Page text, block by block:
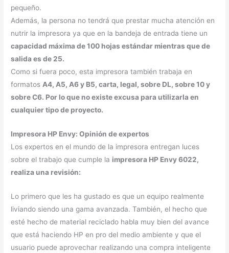
pequeño.
Además, la persona no tendrá que prestar mucha atención en
nutrir la impresora ya que en la bandeja de entrada tiene un
capacidad máxima de 100 hojas estándar mientras que de
salida es de 25.
Como si fuera poco, esta impresora también trabaja en
formatosA4, A5, A6 y B5, carta, legal, sobre DL, sobre 10 y
sobre C6. Por lo que no existe excusa para utilizarla en
cualquier tipo de proyecto.
Impresora HP Envy: Opinión de expertos
Los expertos en el mundo de la impresora entregan luces
sobre el trabajo que cumple la impresora HP Envy 6022,
realiza una revisión:
Lo primero que les ha gustado es que un equipo realmente
liviando siendo una gama avanzada. También, el hecho que
esté hecho de material reciclado habla muy bien del avance
que está haciendo HP en pro del medio ambiente y que el
usuario puede aprovechar realizando una compra inteligente